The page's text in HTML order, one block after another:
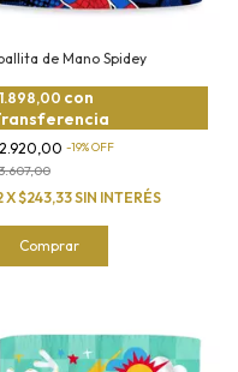
de Mano Spidey
-19%OFF
con
X$243,33SIN INTERÉS